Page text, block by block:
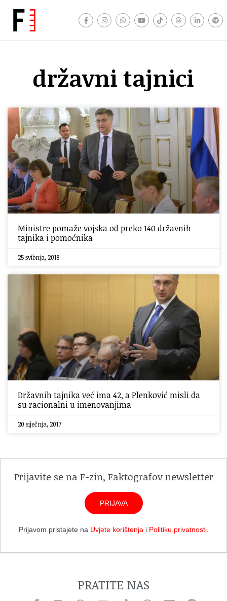
državni tajnici
Ministre pomaže vojska od preko 140 državnih
tajnika i pomoćnika
25 svibnja, 2018
Državnih tajnika već ima 42, a Plenković misli da
su racionalni u imenovanjima
20 siječnja, 2017
Prijavite se na F-zin, Faktografov newsletter
PRIJAVA
Prijavom pristajete na Uvjete korištenja i Politiku privatnosti.
PRATITE NAS